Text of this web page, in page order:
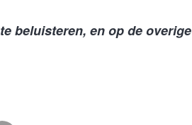
te beluisteren, en op de overige